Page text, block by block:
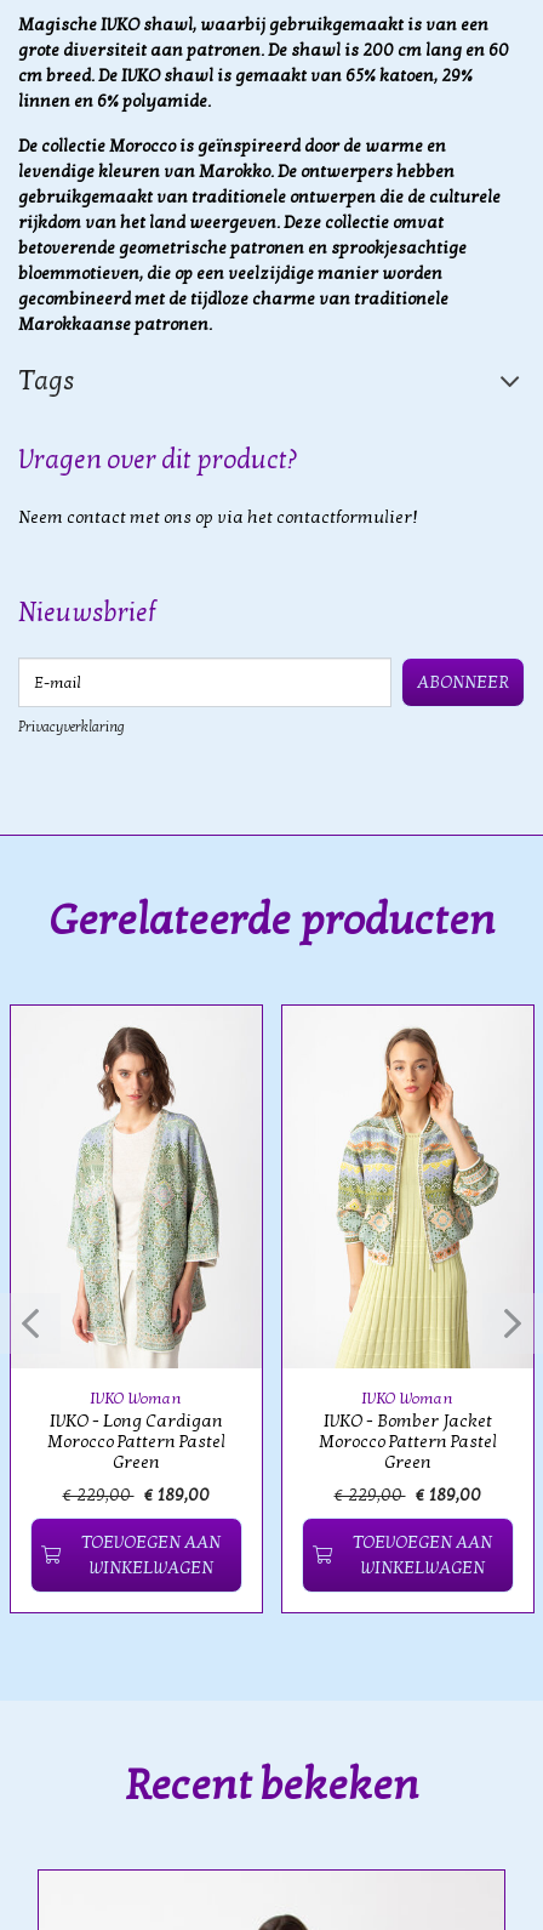
Magische IVKO shawl, waarbij gebruikgemaakt is van een
grote diversiteit aan patronen. De shawl is 200 cm lang en 60
cm breed. De IVKO shawl is gemaakt van 65% katoen, 29%
linnen en 6% polyamide.
De collectie Morocco is geïnspireerd door de warme en
levendige kleuren van Marokko. De ontwerpers hebben
gebruikgemaakt van traditionele ontwerpen die de culturele
rijkdom van het land weergeven. Deze collectie omvat
betoverende geometrische patronen en sprookjesachtige
bloemmotieven, die op een veelzijdige manier worden
gecombineerd met de tijdloze charme van traditionele
Marokkaanse patronen.
Tags
Vragen over dit product?
Neem contact met ons op via het contactformulier!
Nieuwsbrief
ABONNEER
Privacyverklaring
Gerelateerde producten
IVKO Woman
IVKO - Long Cardigan
Morocco Pattern Pastel
Green
€ 229,00 € 189,00
TOEVOEGEN AAN
WINKELWAGEN
IVKO Woman
IVKO - Bomber Jacket
Morocco Pattern Pastel
Green
€ 229,00 € 189,00
TOEVOEGEN AAN
WINKELWAGEN
Recent bekeken